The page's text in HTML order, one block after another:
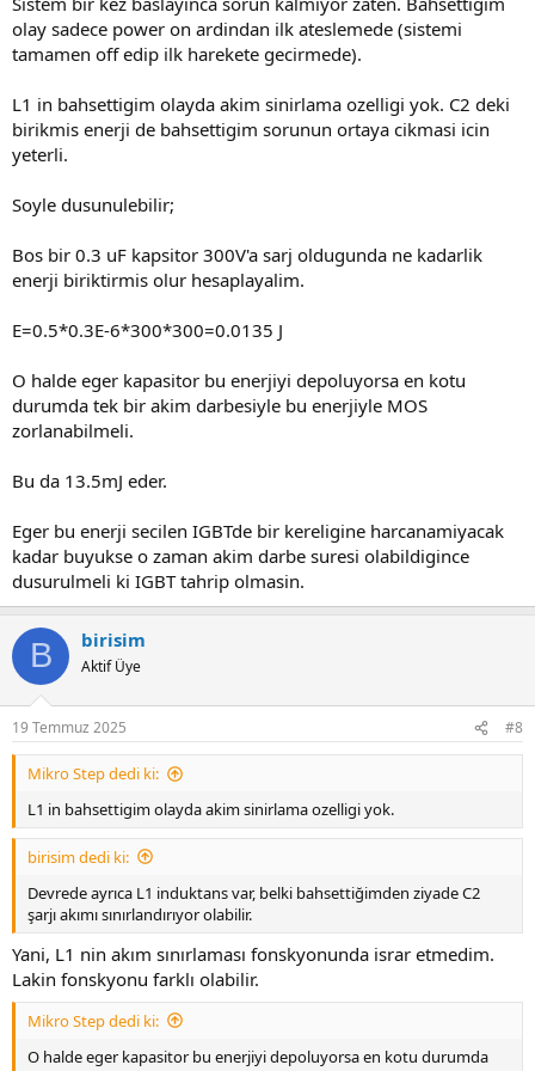
olay sadece power on ardindan ilk ateslemede (sistemi
tamamen off edip ilk harekete gecirmede).
L1 in bahsettigim olayda akim sinirlama ozelligi yok. C2 deki
birikmis enerji de bahsettigim sorunun ortaya cikmasi icin
yeterli.
Soyle dusunulebilir;
Bos bir 0.3 uF kapsitor 300V'a sarj oldugunda ne kadarlik
enerji biriktirmis olur hesaplayalim.
E=0.5*0.3E-6*300*300=0.0135 J
O halde eger kapasitor bu enerjiyi depoluyorsa en kotu
durumda tek bir akim darbesiyle bu enerjiyle MOS
zorlanabilmeli.
Bu da 13.5mJ eder.
Eger bu enerji secilen IGBTde bir kereligine harcanamiyacak
kadar buyukse o zaman akim darbe suresi olabildigince
dusurulmeli ki IGBT tahrip olmasin.
B birisim
Aktif Üye
19 Temmuz 2025 #8
Mikro Step dedi ki:
L1 in bahsettigim olayda akim sinirlama ozelligi yok.
birisim dedi ki:
Devrede ayrıca L1 induktans var, belki bahsettiğimden ziyade C2
şarjı akımı sınırlandırıyor olabilir.
Yani, L1 nin akım sınırlaması fonskyonunda israr etmedim.
Lakin fonskyonu farklı olabilir.
Mikro Step dedi ki:
O halde eger kapasitor bu enerjiyi depoluyorsa en kotu durumda